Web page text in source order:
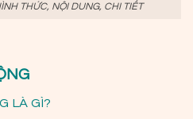
THỨC, NỘI DUNG, CHI TIẾT
LÀ GÌ?